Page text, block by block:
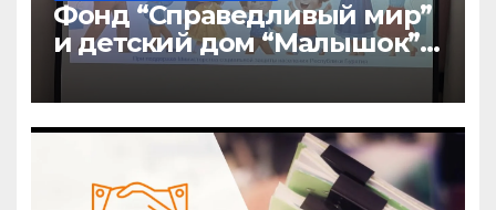
Фонд “Справедливый мир”
и детский дом “Малышок”
открыли центр новых
возможностей “УРАГШАА”